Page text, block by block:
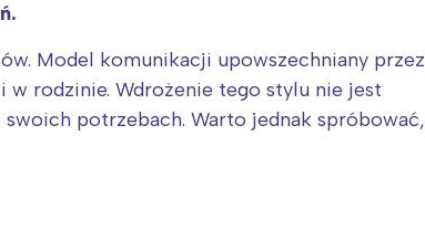
Model komunikacji upowszechniany przez
w rodzinie. Wdrożenie tego stylu nie jest
potrzebach. Warto jednak spróbować,